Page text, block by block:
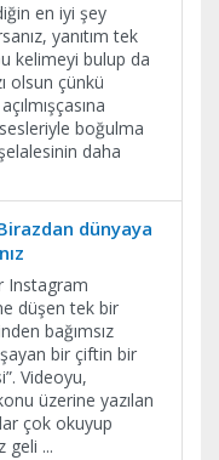
en iyi şey
yanıtım tek
kelimeyi bulup da
olsun çünkü
boğulma
daha
dünyaya
Instagram
düşen tek bir
bağımsız
bir çiftin bir
Videoyu,
üzerine yazılan
çok okuyup
geli ...